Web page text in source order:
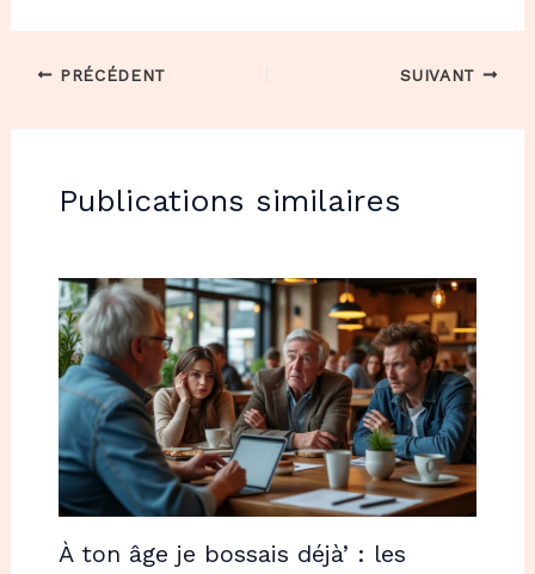
PRÉCÉDENT SUIVANT
Publications similaires
À ton âge je bossais déjà’ : les